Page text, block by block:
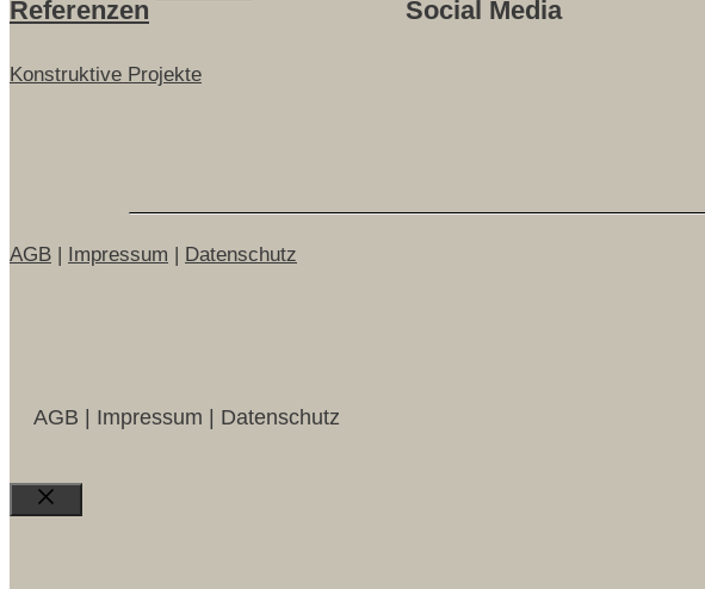
Referenzen
Konstruktive Projekte
Social Media
AGB | Impressum | Datenschutz
AGB | Impressum | Datenschutz
Close